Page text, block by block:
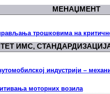
МЕНАЏМЕНT
трошковима на
ИМС,
индустрији –
моторних возила